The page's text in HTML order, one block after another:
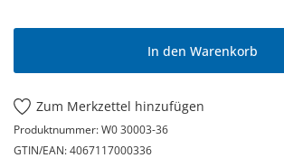
In den Warenkorb
Zum Merkzettel hinzufügen
Produktnummer:W0 30003-36
GTIN/EAN:4067117000336